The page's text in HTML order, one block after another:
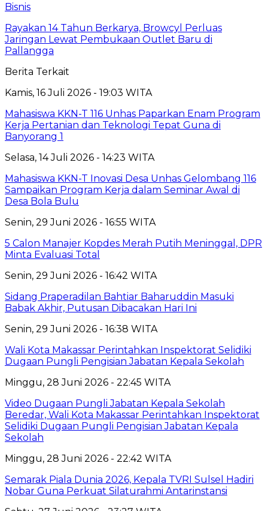
Bisnis
Rayakan 14 Tahun Berkarya, Browcyl Perluas
Jaringan Lewat Pembukaan Outlet Baru di
Pallangga
Berita Terkait
Kamis, 16 Juli 2026 - 19:03 WITA
Mahasiswa KKN-T 116 Unhas Paparkan Enam Program
Kerja Pertanian dan Teknologi Tepat Guna di
Banyorang 1
Selasa, 14 Juli 2026 - 14:23 WITA
Mahasiswa KKN-T Inovasi Desa Unhas Gelombang 116
Sampaikan Program Kerja dalam Seminar Awal di
Desa Bola Bulu
Senin, 29 Juni 2026 - 16:55 WITA
5 Calon Manajer Kopdes Merah Putih Meninggal, DPR
Minta Evaluasi Total
Senin, 29 Juni 2026 - 16:42 WITA
Sidang Praperadilan Bahtiar Baharuddin Masuki
Babak Akhir, Putusan Dibacakan Hari Ini
Senin, 29 Juni 2026 - 16:38 WITA
Wali Kota Makassar Perintahkan Inspektorat Selidiki
Dugaan Pungli Pengisian Jabatan Kepala Sekolah
Minggu, 28 Juni 2026 - 22:45 WITA
Video Dugaan Pungli Jabatan Kepala Sekolah
Beredar, Wali Kota Makassar Perintahkan Inspektorat
Selidiki Dugaan Pungli Pengisian Jabatan Kepala
Sekolah
Minggu, 28 Juni 2026 - 22:42 WITA
Semarak Piala Dunia 2026, Kepala TVRI Sulsel Hadiri
Nobar Guna Perkuat Silaturahmi Antarinstansi